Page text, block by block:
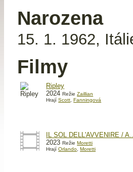
Narozena
15. 1. 1962,
Filmy
Ripley
2024RežieZaillian
HrajíScott ,Fanningová
IL SOL DELL'AVVENIRE /
2023Režie Moretti
HrajíOrlando, Moretti